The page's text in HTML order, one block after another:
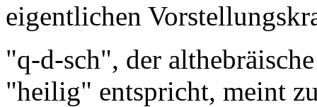
eigentlichen
"q-d-sch", der
"heilig" entspricht, meint